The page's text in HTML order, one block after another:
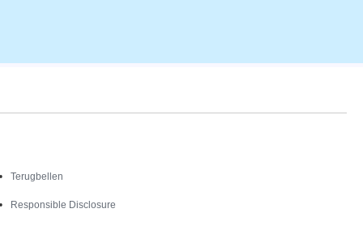
Terugbellen
Responsible Disclosure